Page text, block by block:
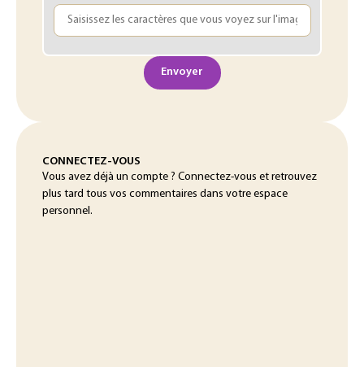
Envoyer
CONNECTEZ-VOUS
Vous avez déjà un compte ? Connectez-vous et retrouvez
plus tard tous vos commentaires dans votre espace
personnel.